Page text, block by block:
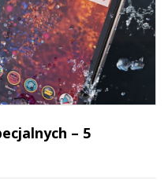
– 5